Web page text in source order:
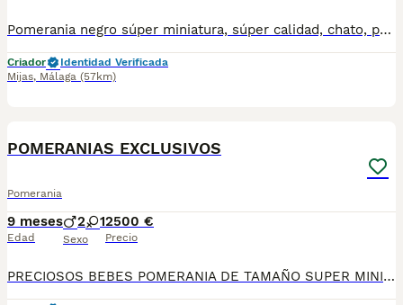
Pomerania negro súper miniatura, súper calidad, chato, pequeño y con muchísimo pelo, auténtico Pomerania, hijo y descendiente de campeones y multicampeones. Listo para entregar con contrato y garantías por escrito.
Criador
Identidad Verificada
Mijas, Málaga (57km)
POMERANIAS EXCLUSIVOS
Pomerania
9 meses
Edad
2 1
Sexo
2500 €
Precio
PRECIOSOS BEBES POMERANIA DE TAMAÑO SUPER MINIATURA Y MUCHO PELITO, CHATITOS Y CON MUCHA CALIDAD. CONTRATO DE COMPRA Y DE GARANTIAS DE SALUD. MAXIMA CALIDAD Y GARANTIAS. PRECIO DESDE 2.500€